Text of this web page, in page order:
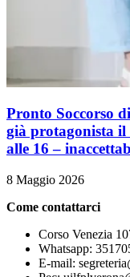
Pronto Soccorso
già protagonista il
alle 16 –
8 Maggio 2026
Come contattarci
Corso Venezia
Whatsapp:
E-mail: